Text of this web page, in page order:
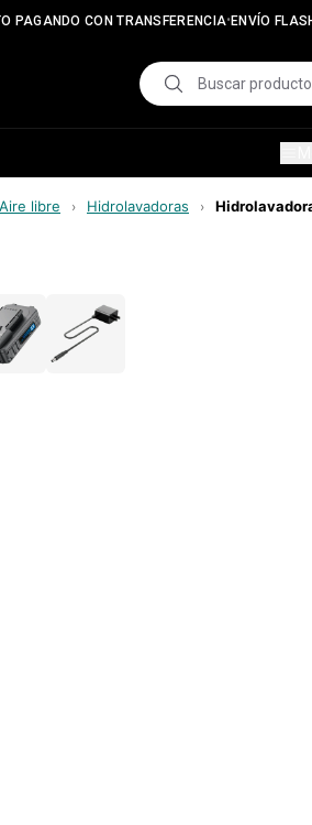
PAGANDO CON TRANSFERENCIA•ENVÍO
libre › Hidrolavadoras ›